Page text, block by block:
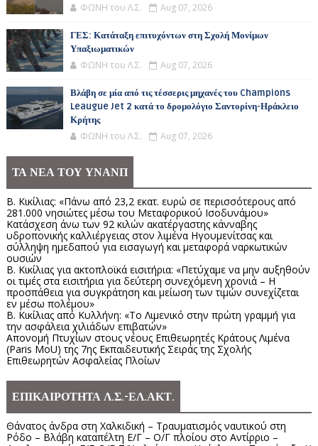
ΦΩΝΗ του Λ.Σ. Aug 07, 2026
ΓΕΣ: Κατάταξη επιτυχόντων στη Σχολή Μονίμων
Υπαξιωματικών
ΦΩΝΗ του Λ.Σ. Aug 07, 2026
Βλάβη σε μία από τις τέσσερις μηχανές του Champions
Leaugue Jet 2 κατά το δρομολόγιο Σαντορίνη-Ηράκλειο
Κρήτης
ΦΩΝΗ του Λ.Σ. Aug 07, 2026
ΤΑ ΝΕΑ ΤΟΥ ΥΝΑΝΠ
Β. Κικίλιας: «Πάνω από 23,2 εκατ. ευρώ σε περισσότερους από
281.000 νησιώτες μέσω του Μεταφορικού Ισοδυνάμου»
Κατάσχεση άνω των 92 κιλών ακατέργαστης κάνναβης
υδροπονικής καλλιέργειας στον λιμένα Ηγουμενίτσας και
σύλληψη ημεδαπού για εισαγωγή και μεταφορά ναρκωτικών
ουσιών
Β. Κικίλιας για ακτοπλοϊκά εισιτήρια: «Πετύχαμε να μην αυξηθούν
οι τιμές στα εισιτήρια για δεύτερη συνεχόμενη χρονιά – Η
προσπάθεια για συγκράτηση και μείωση των τιμών συνεχίζεται
εν μέσω πολέμου»
Β. Κικίλιας από Κυλλήνη: «Το Λιμενικό στην πρώτη γραμμή για
την ασφάλεια χιλιάδων επιβατών»
Απονομή Πτυχίων στους νέους Επιθεωρητές Κράτους Λιμένα
(Paris MoU) της 7ης Εκπαιδευτικής Σειράς της Σχολής
Επιθεωρητών Ασφαλείας Πλοίων
ΕΠΙΚΑΙΡΟΤΗΤΑ Λ.Σ.-ΕΛ.ΑΚΤ.
Θάνατος άνδρα στη Χαλκιδική – Τραυματισμός ναυτικού στη
Ρόδο – Βλάβη καταπέλτη Ε/Γ – Ο/Γ πλοίου στο Αντίρριο –